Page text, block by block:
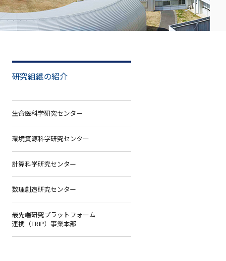
研究組織の紹介
生命医科学研究センター
環境資源科学研究センター
計算科学研究センター
数理創造研究センター
最先端研究プラットフォーム
連携（TRIP）事業本部